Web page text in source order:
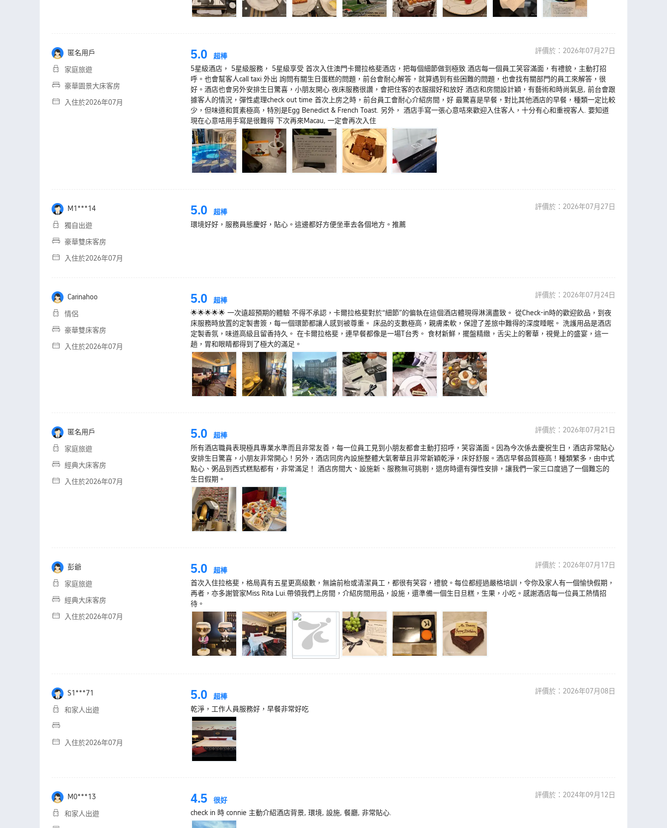
匿名用戶
家庭旅遊
豪華園景大床客房
入住於2026年07月
5.0 超棒
評價於：2026年07月27日
5星級酒店， 5星級服務， 5星級享受 首次入住澳門卡爾拉格斐酒店，把每個細節做到極致 酒店每一個員工笑容滿面，有禮貌，主動打招
呼。也會幫客人call taxi 外出 詢問有關生日蛋糕的問題，前台會耐心解答，就算遇到有些困難的問題，也會找有關部門的員工來解答，很
好。酒店也會另外安排生日驚喜，小朋友開心 夜床服務很讚，會把住客的衣服摺好和放好 酒店和房間設計穎，有藝術和時尚氣息, 前台會跟
據客人的情況，彈性處理check out time 首次上房之時，前台員工會耐心介紹房間，好 最驚喜是早餐，對比其他酒店的早餐，種類一定比較
少，但味道和質素極高，特別是Egg Benedict & French Toast. 另外， 酒店手寫一張心意咭來歡迎入住客人，十分有心和重視客人. 要知道
現在心意咭用手寫是很難得 下次再來Macau, 一定會再次入住
M1***14
獨自出遊
豪華雙床客房
入住於2026年07月
5.0 超棒
評價於：2026年07月27日
環境好好，服務員態慶好，貼心。這邊都好方便坐車去各個地方。推薦
Carinahoo
情侶
豪華雙床客房
入住於2026年07月
5.0 超棒
評價於：2026年07月24日
🌟🌟🌟🌟🌟 一次遠超預期的體驗 不得不承認，卡爾拉格斐對於“細節”的偏執在這個酒店體現得淋漓盡致。 從Check-in時的歡迎飲品，到夜
床服務時放置的定製書簽，每一個環節都讓人感到被尊重。 床品的支數極高，親膚柔軟，保證了差旅中難得的深度睡眠。 洗護用品是酒店
定製香氛，味道高級且留香持久。 在卡爾拉格斐，連早餐都像是一場T台秀。 食材新鮮，擺盤精緻，舌尖上的奢華，視覺上的盛宴，這一
趟，胃和眼睛都得到了極大的滿足。
匿名用戶
家庭旅遊
經典大床客房
入住於2026年07月
5.0 超棒
評價於：2026年07月21日
所有酒店職員表現極具專業水準而且非常友善，每一位員工見到小朋友都會主動打招呼，笑容滿面。因為今次係去慶祝生日，酒店非常貼心
安排生日驚喜，小朋友非常開心！另外，酒店同房內設施整體大氣奢華且非常新穎乾淨，床好舒服。酒店早餐品質極高！種類繁多，由中式
點心、粥品到西式糕點都有，非常滿足！ 酒店房間大、設施新、服務無可挑剔，退房時還有彈性安排，讓我們一家三口度過了一個難忘的
生日假期。
彭爺
家庭旅遊
經典大床客房
入住於2026年07月
5.0 超棒
評價於：2026年07月17日
首次入住拉格斐，格局真有五星更高級數，無論前枱或清潔員工，都很有笑容，禮貌。每位都經過嚴格培訓，令你及家人有一個愉快假期，
再者，亦多謝管家Miss Rita Lui.帶領我們上房間，介紹房間用品，設施，還準備一個生日旦糕，生果，小吃。感謝酒店每一位員工熱情招
待。
S1***71
和家人出遊
入住於2026年07月
5.0 超棒
評價於：2026年07月08日
乾淨，工作人員服務好，早餐非常好吃
M0***13
和家人出遊
4.5 很好
評價於：2024年09月12日
check in 時 connie 主動介紹酒店背景, 環境, 設施, 餐廳, 非常貼心.